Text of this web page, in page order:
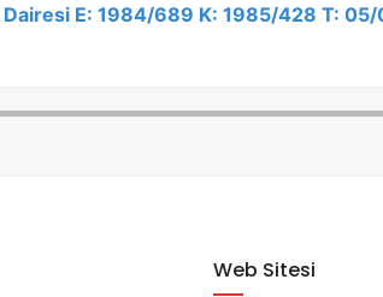
Dairesi E: 1984/689 K: 1985/428 T:
Web Sitesi